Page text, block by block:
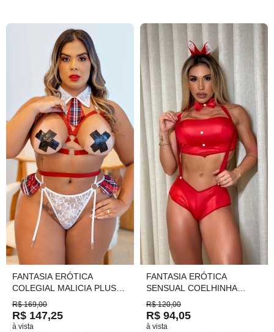
FANTASIA ERÓTICA
COLEGIAL MALICIA PLUS
SIZE TAM.48 Ref.: 03066
R$ 169,00
R$ 147,25
à vista
FANTASIA ERÓTICA
SENSUAL COELHINHA
VERMELHA DE SHORT Ref.:
03016 TAM. G
R$ 120,00
R$ 94,05
à vista